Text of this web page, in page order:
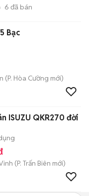
6 đã bán
Bạc
(P. Hòa Cường mới)
ISUZU QKR270 đời
(P. Trấn Biên mới)